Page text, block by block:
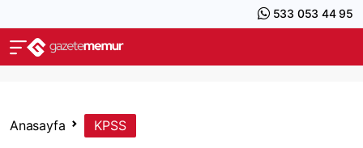
533 053 44 95
Anasayfa KPSS